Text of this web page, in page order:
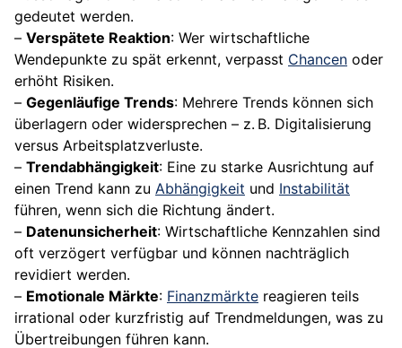
gedeutet werden.
– Verspätete Reaktion: Wer wirtschaftliche
Wendepunkte zu spät erkennt, verpasst Chancen oder
erhöht Risiken.
– Gegenläufige Trends: Mehrere Trends können sich
überlagern oder widersprechen – z. B. Digitalisierung
versus Arbeitsplatzverluste.
– Trendabhängigkeit: Eine zu starke Ausrichtung auf
einen Trend kann zu Abhängigkeit und Instabilität
führen, wenn sich die Richtung ändert.
– Datenunsicherheit: Wirtschaftliche Kennzahlen sind
oft verzögert verfügbar und können nachträglich
revidiert werden.
– Emotionale Märkte: Finanzmärkte reagieren teils
irrational oder kurzfristig auf Trendmeldungen, was zu
Übertreibungen führen kann.